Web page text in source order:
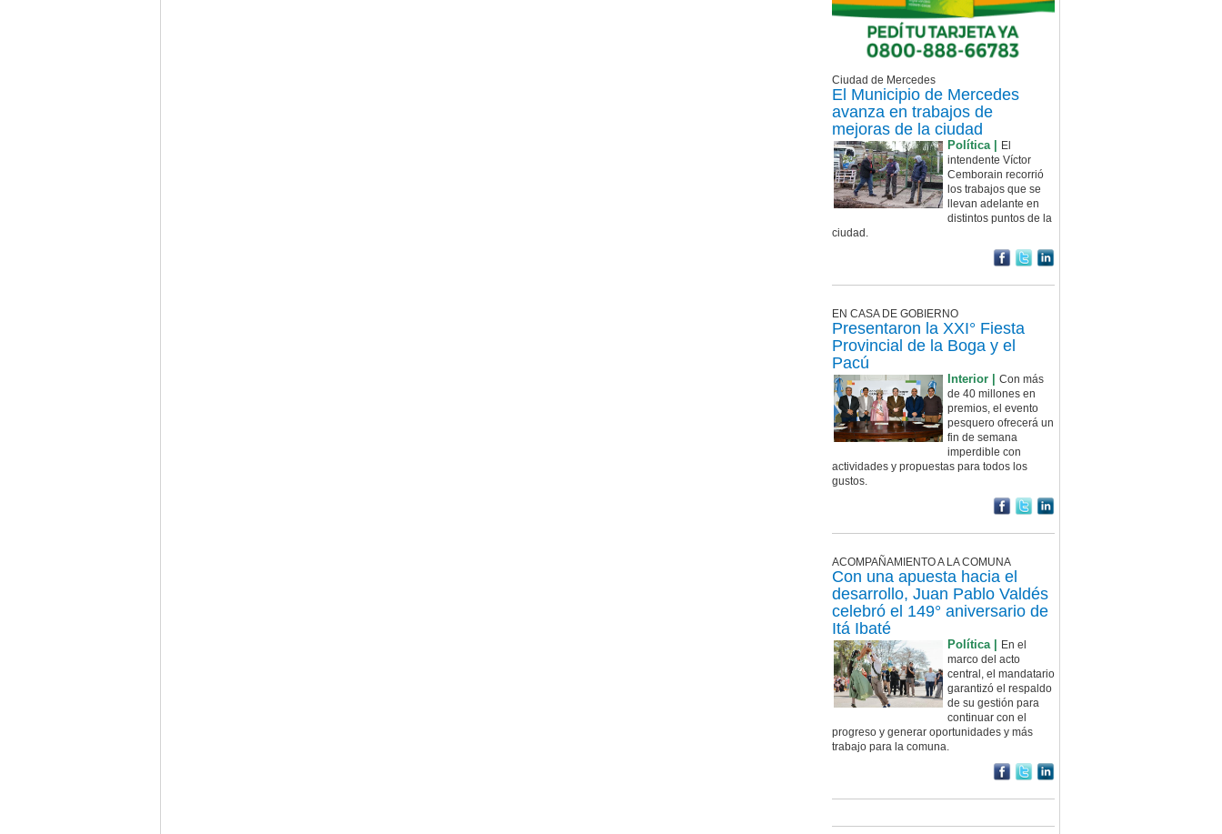
Ciudad de Mercedes
El Municipio de Mercedes
avanza en trabajos de
mejoras de la ciudad
Política |
El
intendente Víctor
Cemborain recorrió
los trabajos que se
llevan adelante en
distintos puntos de la
ciudad.
EN CASA DE GOBIERNO
Presentaron la XXI° Fiesta
Provincial de la Boga y el
Pacú
Interior | Con más
de 40 millones en
premios, el evento
pesquero ofrecerá un
fin de semana
imperdible con
actividades y propuestas para todos los
gustos.
ACOMPAÑAMIENTO A LA COMUNA
Con una apuesta hacia el
desarrollo, Juan Pablo Valdés
celebró el 149° aniversario de
Itá Ibaté
Política |
En el
marco del acto
central, el mandatario
garantizó el respaldo
de su gestión para
continuar con el
progreso y generar oportunidades y más
trabajo para la comuna.